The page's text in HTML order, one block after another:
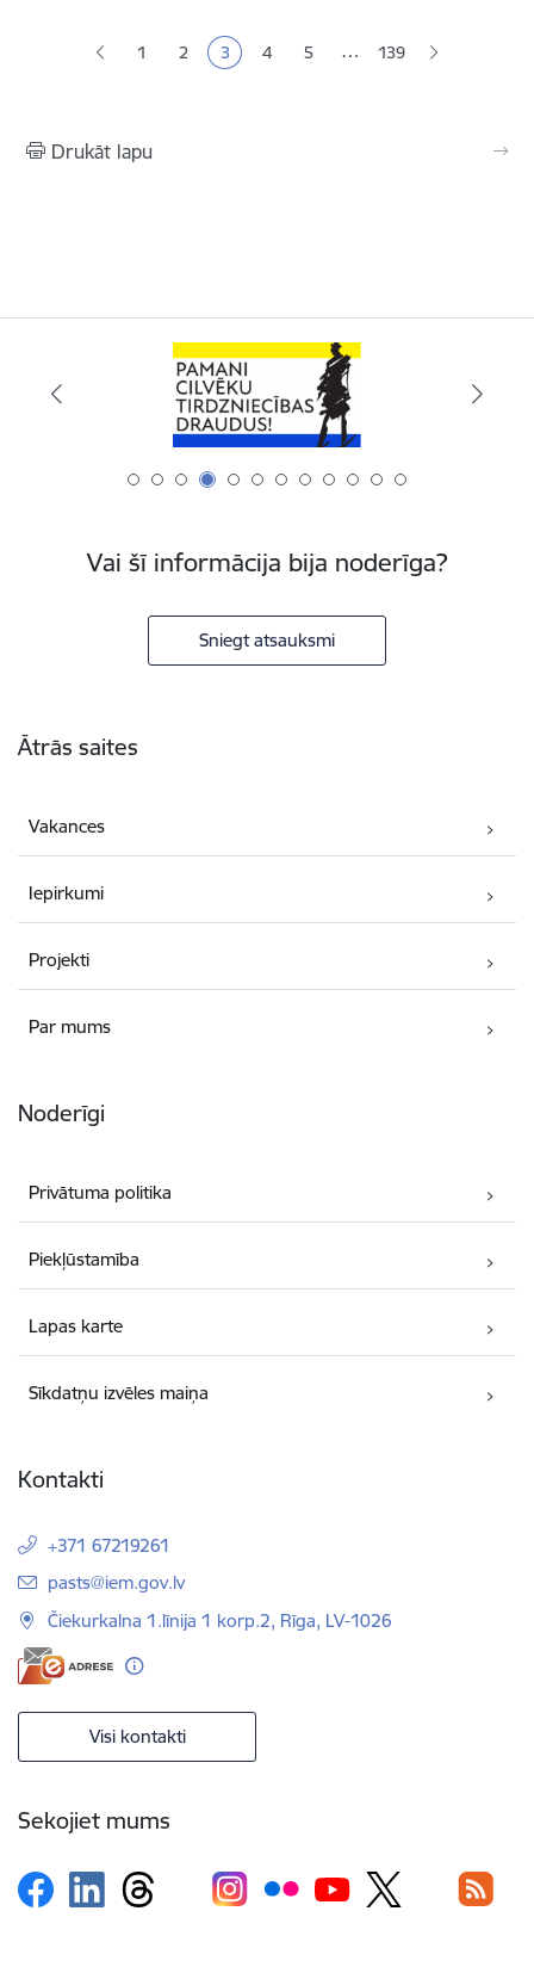
Lapa
1 Lapa
2 Pašreizējā lapa
3 Lapa
4 Lapa
5 … 139
Drukāt lapu
Vai šī informācija bija noderīga?
Sniegt atsauksmi
Ātrās saites
Vakances
Iepirkumi
Projekti
Par mums
Noderīgi
Privātuma politika
Piekļūstamība
Lapas karte
Sīkdatņu izvēles maiņa
Kontakti
+371 67219261
E-pasts:
pasts@iem.gov.lv
Čiekurkalna 1.līnija 1 korp.2, Rīga, LV-1026
Visi kontakti
Sekojiet mums